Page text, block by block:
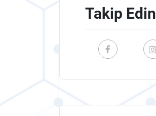
Takip Edin